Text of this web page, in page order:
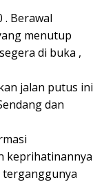
. Berawal
menutup
di buka ,
jalan putus ini
dan
keprihatinannya